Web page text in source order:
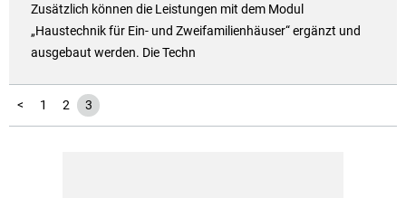
Zusätzlich können die Leistungen mit dem Modul
„Haustechnik für Ein- und Zweifamilienhäuser“ ergänzt und
ausgebaut werden. Die Techn
< 1 2 3